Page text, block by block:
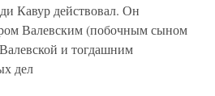
Кавур действовал. Он
Валевским (побочным сыном
и тогдашним
дел